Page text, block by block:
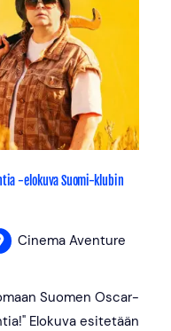
-elokuva Suomi-klubin
Cinema Aventure
Suomen Oscar-
Elokuva esitetään